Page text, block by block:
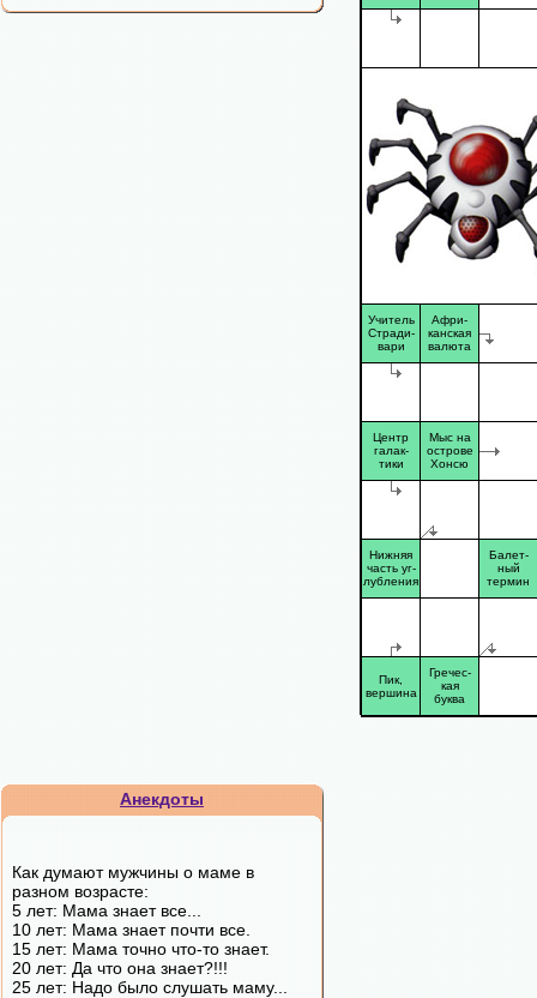
Анекдоты
Как думают мужчины о маме в
разном возрасте:
5 лет: Мама знает все...
10 лет: Мама знает почти все.
15 лет: Мама точно что-то знает.
20 лет: Да что она знает?!!!
25 лет: Надо было слушать маму...
Учитель
Стради-
вари
Афри-
канская
валюта
Центр
галак-
тики
Мыс на
острове
Хонсю
Нижняя
часть уг-
лубления
Балет-
ный
термин
Пик,
вершина
Гречес-
кая
буква